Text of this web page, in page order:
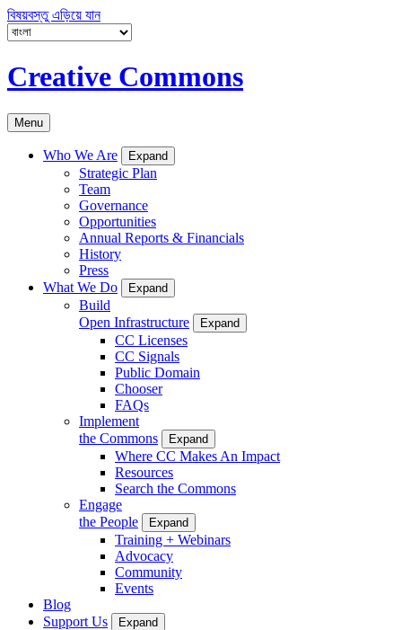
বিষয়বস্তু এড়িয়ে যান
Creative Commons
Menu
Who We Are Expand
Strategic Plan
Team
Governance
Opportunities
Annual Reports & Financials
History
Press
What We Do
Expand
Build
Open Infrastructure
Expand
CC Licenses
CC Signals
Public Domain
Chooser
FAQs
Implement
the Commons
Expand
Where CC Makes An Impact
Resources
Search the Commons
Engage
the People
Expand
Training + Webinars
Advocacy
Community
Events
Blog
Support Us
Expand